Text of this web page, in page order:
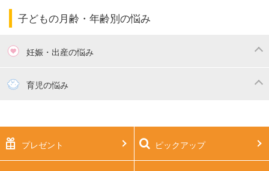
子育てコラム
子どもの月齢・年齢別の悩み
妊娠・出産の悩み
妊活 育児の悩み
生後2ヶ月 生後3ヶ月
プレゼント ピックアップ